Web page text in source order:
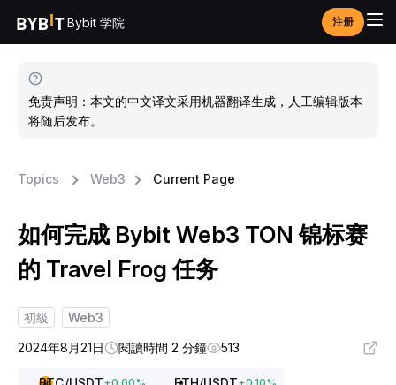
Bybit 学院 注册
免责声明：本文的中文译文采用机器翻译生成，人工编辑版本
将随后发布。
Topics Web3 Current Page
如何完成 Bybit Web3 TON 锦标赛
的 Travel Frog 任务
初級
Web3
2024年8月21日
閱讀時間 2 分鐘 513